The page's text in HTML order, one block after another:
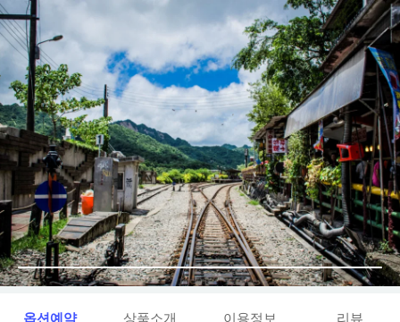
옵션예약 상품소개 이용정보 리뷰